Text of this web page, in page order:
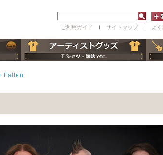
ご利用ガイド ｌ サイトマップ ｌ よ
Fallen